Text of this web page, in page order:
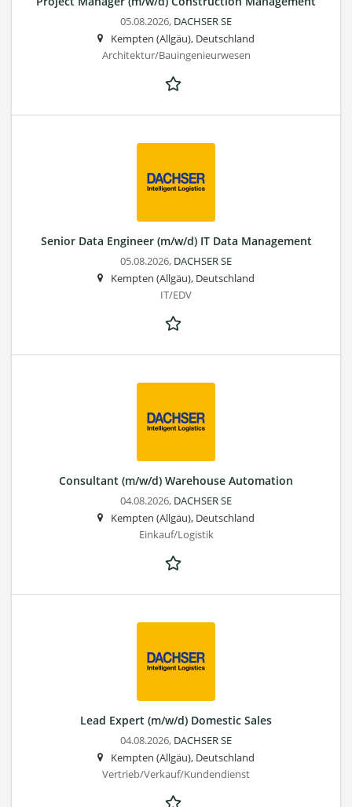
05.08.2026, DACHSER SE
Kempten (Allgäu), Deutschland
Architektur/Bauingenieurwesen
Senior Data Engineer (m/w/d) IT Data Management
05.08.2026, DACHSER SE
Kempten (Allgäu), Deutschland
IT/EDV
Consultant (m/w/d) Warehouse Automation
04.08.2026, DACHSER SE
Kempten (Allgäu), Deutschland
Einkauf/Logistik
Lead Expert (m/w/d) Domestic Sales
04.08.2026, DACHSER SE
Kempten (Allgäu), Deutschland
Vertrieb/Verkauf/Kundendienst